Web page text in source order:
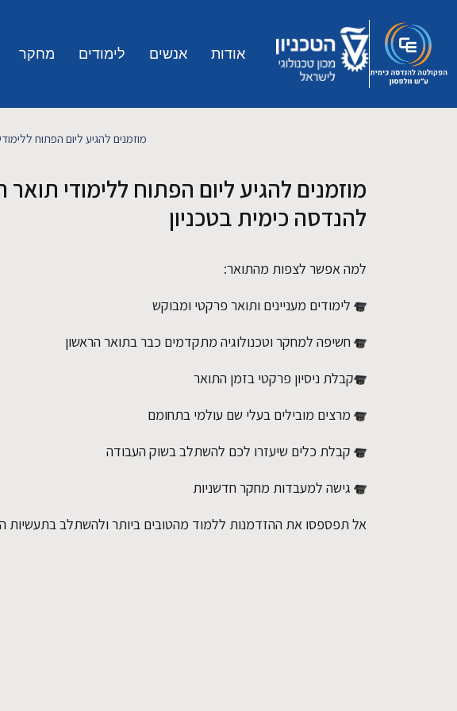
אודות אנשים לימודים מחקר
מוזמנים להגיע ליום הפתוח
מוזמנים להגיע ליום הפתוח ללימודי
להנדסה כימית בטכניון
למה אפשר לצפות מהתואר:
לימודים מעניינים ותואר פרקטי ומבוקש
חשיפה למחקר וטכנולוגיה מתקדמים כבר בתואר הראשון
קבלת ניסיון פרקטי בזמן התואר
מרצים מובילים בעלי שם עולמי בתחומם
קבלת כלים שיעזרו לכם להשתלב בשוק העבודה
גישה למעבדות מחקר חדשניות
אל תפספסו את ההזדמנות ללמוד מהטובים ביותר ולהשתלב בתעשיות